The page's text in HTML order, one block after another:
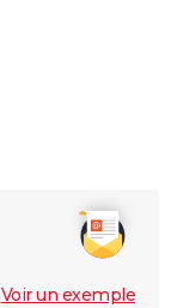
Voir un exemple